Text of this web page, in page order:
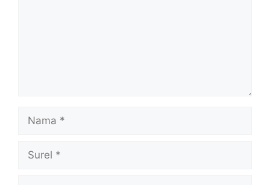
Nama
Surel
Situs